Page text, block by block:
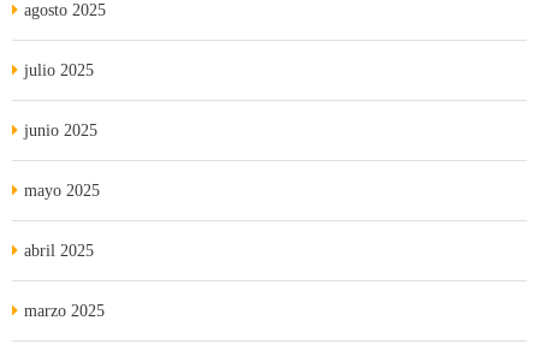
agosto 2025
julio 2025
junio 2025
mayo 2025
abril 2025
marzo 2025